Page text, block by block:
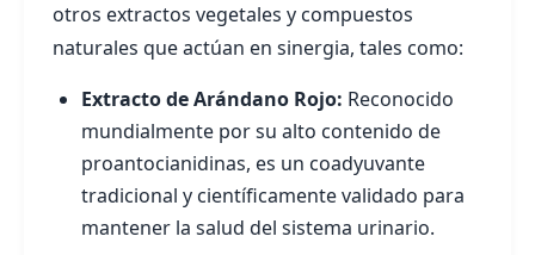
otros extractos vegetales y compuestos
naturales que actúan en sinergia, tales como:
Extracto de Arándano Rojo: Reconocido
mundialmente por su alto contenido de
proantocianidinas, es un coadyuvante
tradicional y científicamente validado para
mantener la salud del sistema urinario.